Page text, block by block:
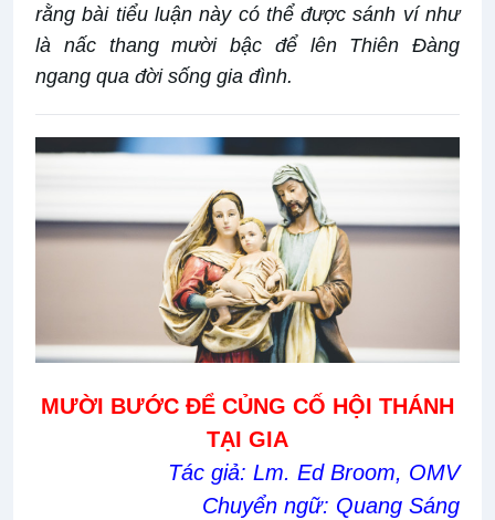
rằng bài tiểu luận này có thể được sánh ví như
là nấc thang mười bậc để lên Thiên Đàng
ngang qua đời sống gia đình.
MƯỜI BƯỚC ĐỂ CỦNG CỐ HỘI THÁNH
TẠI GIA
Tác giả: Lm. Ed Broom, OMV
Chuyển ngữ: Quang Sáng